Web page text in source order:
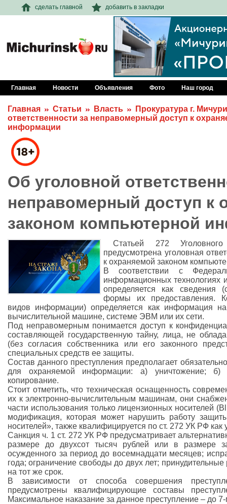
сделать главной добавить в закладки
Главная Новости Объявления Фото Наш город
Главная Статьи Власть
Прокуратура г.
ответственности за неправомерный доступ к
информации
Об уголовной
неправомерный доступ к
законом компьютерной
Статьей 272
предусмотрена уголовная
к охраняемой законом
В соответствии с
информационных
определяется как сведения
формы их предоставления.
видов информации) определяется как информация
вычислительной машине, системе ЭВМ или их сети.
Под неправомерным понимается доступ к
составляющей государственную тайну, лица, не
(без согласия собственника или его законного
специальных средств ее защиты.
Состав данного преступления предполагает
для охраняемой информации: а) уничтожение; б)
копирование.
Стоит отметить, что техническая оснащенность
их к электронно-вычислительным машинам, они
части использования только лицензионных носителей
модификация, которая может нарушить работу
носителей», также квалифицируется по ст. 272 УК РФ как
Санкция ч. 1 ст. 272 УК РФ предусматривает
размере до двухсот тысяч рублей или в размере
осужденного за период до восемнадцати месяцев;
года; ограничение свободы до двух лет;
на тот же срок.
В зависимости от способа совершения
предусмотрены квалифицирующие составы
Максимальное наказание за данное преступление – до